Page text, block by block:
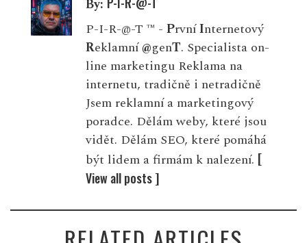
By:
P-I-R-@-T ™ - PrvníInternetový
Reklamní@genT. Specialista on-
line marketingu Reklama na
internetu, tradičně i netradičně
Jsem reklamní a marketingový
poradce. Dělám weby, které jsou
vidět. Dělám SEO, které pomáhá
být lidem a firmám k nalezení. [
View all posts ]